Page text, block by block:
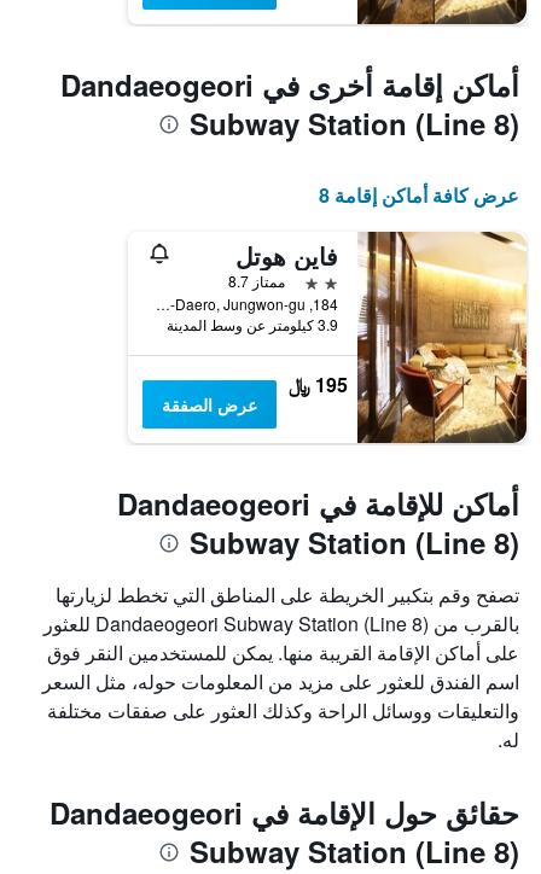
أماكن إقامة أخرى في Dandaeogeori
Subway Station (Line 8)
عرض كافة أماكن إقامة 8
فاين هوتل
2 نجمتين
ممتاز 8.7
184, Sanseong-Daero, Jungwon-gu, سيونغنام, كوريا الجنوبية
3.9 كيلومتر عن وسط المدينة
195 ﷼
عرض الصفقة
أماكن للإقامة في Dandaeogeori
Subway Station (Line 8)
تصفح وقم بتكبير الخريطة على المناطق التي تخطط لزيارتها
بالقرب من Dandaeogeori Subway Station (Line 8) للعثور
على أماكن الإقامة القريبة منها. يمكن للمستخدمين النقر فوق
اسم الفندق للعثور على مزيد من المعلومات حوله، مثل السعر
والتعليقات ووسائل الراحة وكذلك العثور على صفقات مختلفة
له.
حقائق حول الإقامة في Dandaeogeori
Subway Station (Line 8)